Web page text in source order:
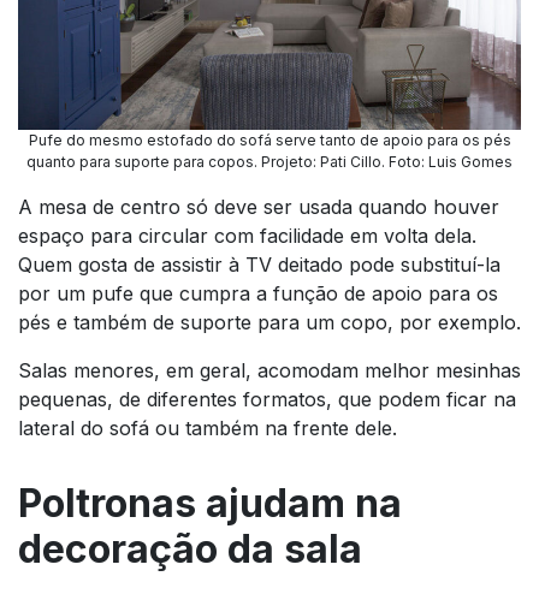
Pufe do mesmo estofado do sofá serve tanto de apoio para os pés
quanto para suporte para copos. Projeto: Pati Cillo. Foto: Luis Gomes
A mesa de centro só deve ser usada quando houver
espaço para circular com facilidade em volta dela.
Quem gosta de assistir à TV deitado pode substituí-la
por um pufe que cumpra a função de apoio para os
pés e também de suporte para um copo, por exemplo.
Salas menores, em geral, acomodam melhor mesinhas
pequenas, de diferentes formatos, que podem ficar na
lateral do sofá ou também na frente dele.
Poltronas ajudam na
decoração da sala